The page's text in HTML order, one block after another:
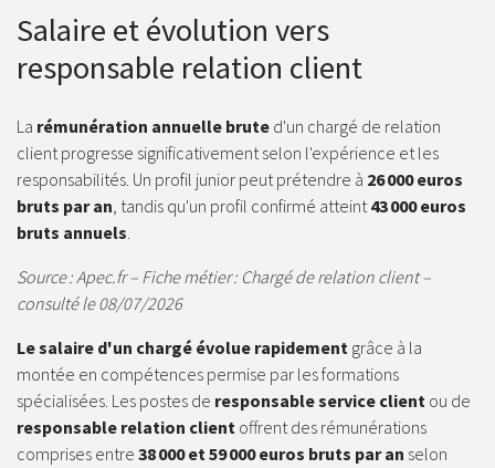
Salaire et évolution vers
responsable relation client
La rémunération annuelle brute d'un chargé de relation
client progresse significativement selon l'expérience et les
responsabilités. Un profil junior peut prétendre à 26 000 euros
bruts par an, tandis qu'un profil confirmé atteint43 000 euros
bruts annuels.
Source : Apec.fr – Fiche métier : Chargé de relation client –
consulté le 08/07/2026
Le salaire d'un chargé évolue rapidement grâce à la
montée en compétences permise par les formations
spécialisées. Les postes de responsable service client ou de
responsable relation client offrent des rémunérations
comprises entre 38 000 et 59 000 euros bruts par an selon